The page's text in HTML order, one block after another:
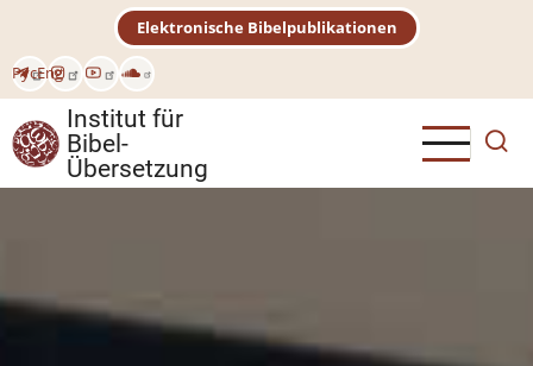
Inhalt
РусEng
Elektronische Bibelpublikationen
Institut für
Bibel-
Übersetzung